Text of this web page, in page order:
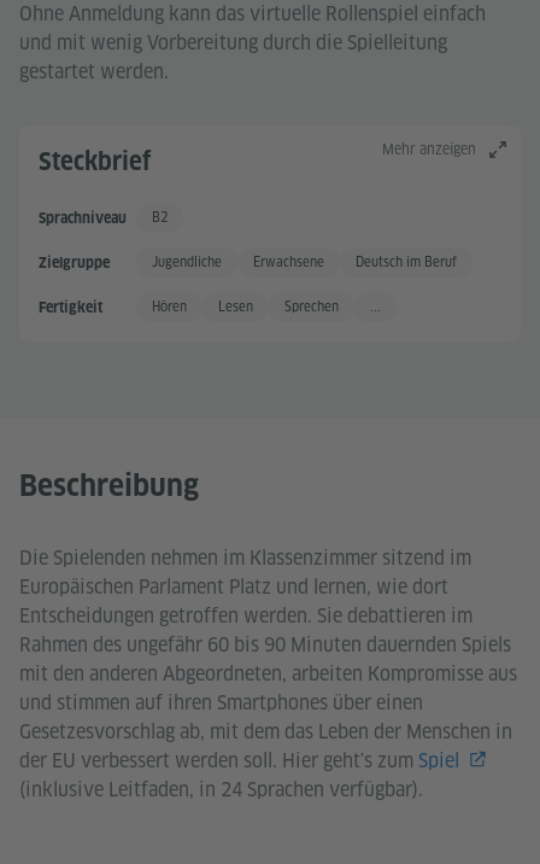
Ohne Anmeldung kann das virtuelle Rollenspiel einfach
und mit wenig Vorbereitung durch die Spielleitung
gestartet werden.
Mehr anzeigen
Steckbrief
Sprachniveau Gute Sprachkenntnisse +
B2
Zielgruppe Jugendliche Erwachsene Deutsch im Beruf
Fertigkeit Hören Lesen Sprechen ...
Beschreibung
Die Spielenden nehmen im Klassenzimmer sitzend im
Europäischen Parlament Platz und lernen, wie dort
Entscheidungen getroffen werden. Sie debattieren im
Rahmen des ungefähr 60 bis 90 Minuten dauernden Spiels
mit den anderen Abgeordneten, arbeiten Kompromisse aus
und stimmen auf ihren Smartphones über einen
Gesetzesvorschlag ab, mit dem das Leben der Menschen in
der EU verbessert werden soll. Hier geht's zum Spiel
(inklusive Leitfaden, in 24 Sprachen verfügbar).